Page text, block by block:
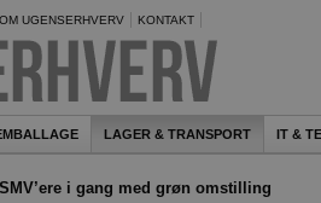
OM UGENSERHVERV KONTAKT
LAGER & TRANSPORT IT &
i gang med grøn omstilling